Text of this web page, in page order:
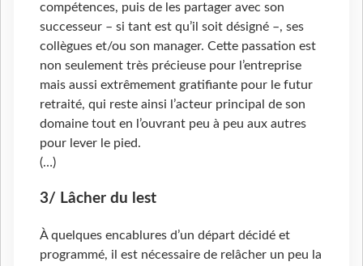
compétences, puis de les partager avec son
successeur – si tant est qu’il soit désigné –, ses
collègues et/ou son manager. Cette passation est
non seulement très précieuse pour l’entreprise
mais aussi extrêmement gratifiante pour le futur
retraité, qui reste ainsi l’acteur principal de son
domaine tout en l’ouvrant peu à peu aux autres
pour lever le pied.
(…)
3/ Lâcher du lest
À quelques encablures d’un départ décidé et
programmé, il est nécessaire de relâcher un peu la